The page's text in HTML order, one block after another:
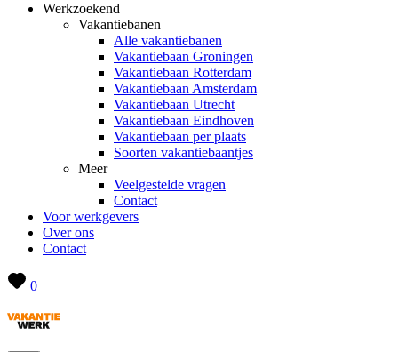
Werkzoekend
Vakantiebanen
Alle vakantiebanen
Vakantiebaan Groningen
Vakantiebaan Rotterdam
Vakantiebaan Amsterdam
Vakantiebaan Utrecht
Vakantiebaan Eindhoven
Vakantiebaan per plaats
Soorten vakantiebaantjes
Meer
Veelgestelde vragen
Contact
Voor werkgevers
Over ons
Contact
0